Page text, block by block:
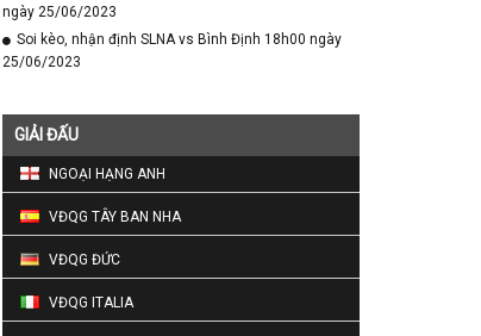
ngày 25/06/2023
Soi kèo, nhận định SLNA vs Bình Định 18h00 ngày
25/06/2023
GIẢI ĐẤU
NGOẠI HẠNG ANH
VĐQG TÂY BAN NHA
VĐQG ĐỨC
VĐQG ITALIA